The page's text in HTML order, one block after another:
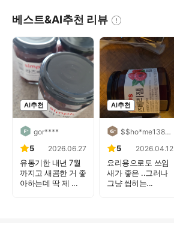
베스트&AI추천 리뷰
AI추천
gor****
5 2026.06.27
유통기한 내년 7월
까지고 새콤한 거 좋
아하는데 딱 제 ...
AI추천
$$ho*me138****
5 2026.04.12
요리용으로도 쓰임
새가 좋은 ..그러나
그냥 씹히는...